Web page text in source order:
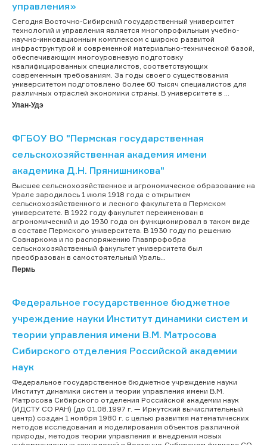
управления»
Сегодня Восточно-Сибирский государственный университет
технологий и управления является многопрофильным учебно-
научно-инновационным комплексом с широко развитой
инфраструктурой и современной материально-технической базой,
обеспечивающим многоуровневую подготовку
квалифицированных специалистов, соответствующих
современным требованиям. За годы своего существования
университетом подготовлено более 60 тысяч специалистов для
различных отраслей экономики страны. В университете в ...
Улан-Удэ
ФГБОУ ВО "Пермская государственная
сельскохозяйственная академия имени
академика Д.Н. Прянишникова"
Высшее сельскохозяйственное и агрономическое образование на
Урале зародилось 1 июля 1918 года с открытием
сельскохозяйственного и лесного факультета в Пермском
университете. В 1922 году факультет переименован в
агрономический и до 1930 года он функционировал в таком виде
в составе Пермского университета. В 1930 году по решению
Совнаркома и по распоряжению Главпрофобра
сельскохозяйственный факультет университета был
преобразован в самостоятельный Ураль...
Пермь
Федеральное государственное бюджетное
учреждение науки Институт динамики систем и
теории управления имени В.М. Матросова
Сибирского отделения Российской академии
наук
Федеральное государственное бюджетное учреждение науки
Институт динамики систем и теории управления имени В.М.
Матросова Сибирского отделения Российской академии наук
(ИДСТУ СО РАН) (до 01.08.1997 г. — Иркутский вычислительный
центр) создан 1 ноября 1980 г. с целью развития математических
методов исследования и моделирования объектов различной
природы, методов теории управления и внедрения новых